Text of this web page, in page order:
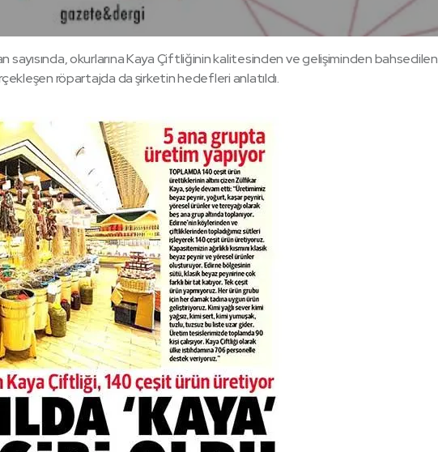
sayısında, okurlarına Kaya Çiftliğinin kalitesinden ve gelişiminden bahsedilen
röpartajda da şirketin hedefleri anlatıldı.